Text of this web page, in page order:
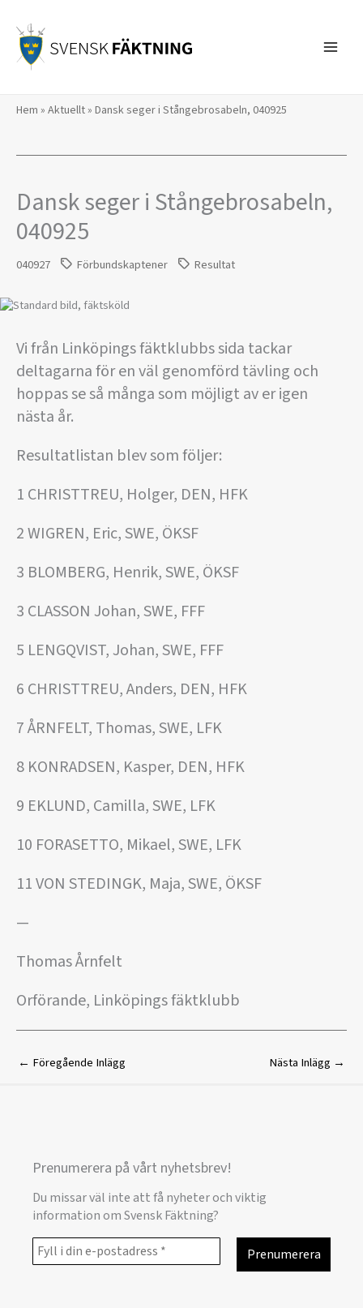
innehåll
Hem » Aktuellt» Dansk seger i Stångebrosabeln, 040925
Dansk seger i Stångebrosabeln,
040925
040927 Förbundskaptener Resultat
Vi från Linköpings fäktklubbs sida tackar
deltagarna för en väl genomförd tävling och
hoppas se så många som möjligt av er igen
nästa år.
Resultatlistan blev som följer:
1 CHRISTTREU, Holger, DEN, HFK
2 WIGREN, Eric, SWE, ÖKSF
3 BLOMBERG, Henrik, SWE, ÖKSF
3 CLASSON Johan, SWE, FFF
5 LENGQVIST, Johan, SWE, FFF
6 CHRISTTREU, Anders, DEN, HFK
7 ÅRNFELT, Thomas, SWE, LFK
8 KONRADSEN, Kasper, DEN, HFK
9 EKLUND, Camilla, SWE, LFK
10 FORASETTO, Mikael, SWE, LFK
11 VON STEDINGK, Maja, SWE, ÖKSF
—
Thomas Årnfelt
Orförande, Linköpings fäktklubb
← Föregående Inlägg Nästa Inlägg →
Prenumerera på vårt nyhetsbrev!
Du missar väl inte att få nyheter och viktig
information om Svensk Fäktning?